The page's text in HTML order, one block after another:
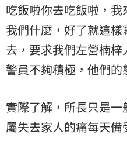
吃飯啦你去吃飯啦，
我們什麼，好了就這
去，要求我們左營楠
警員不夠積極，他們的
實際了解，所長只是
屬失去家人的痛每天